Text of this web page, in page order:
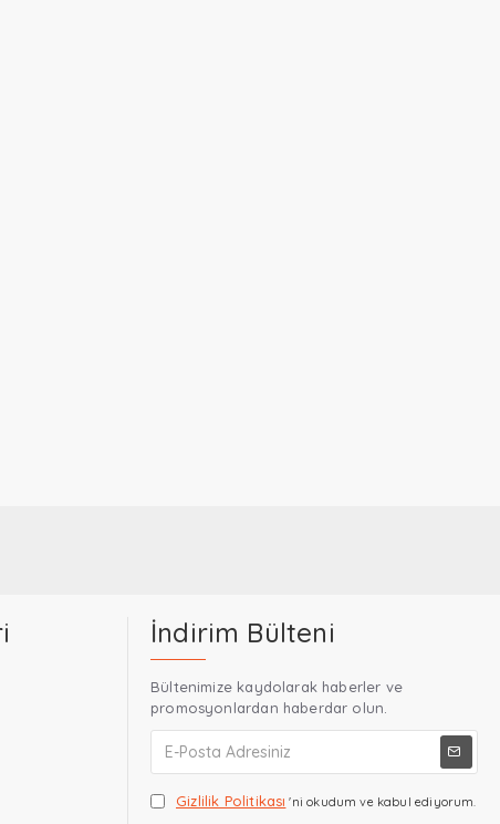
İndirim Bülteni
Bültenimize kaydolarak haberler ve
promosyonlardan haberdar olun.
Gizlilik Politikası 'ni okudum ve kabul ediyorum.